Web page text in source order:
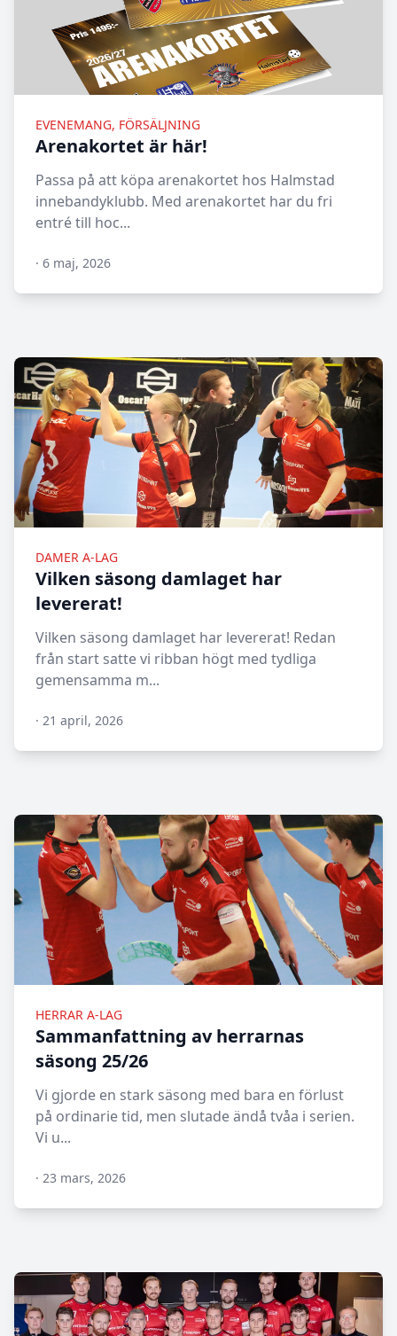
EVENEMANG, FÖRSÄLJNING
Arenakortet är här!
Passa på att köpa arenakortet hos Halmstad
innebandyklubb. Med arenakortet har du fri
entré till hoc...
N/A
· 6 maj, 2026
DAMER A-LAG
Vilken säsong damlaget har
levererat!
Vilken säsong damlaget har levererat! Redan
från start satte vi ribban högt med tydliga
gemensamma m...
N/A
· 21 april, 2026
HERRAR A-LAG
Sammanfattning av herrarnas
säsong 25/26
Vi gjorde en stark säsong med bara en förlust
på ordinarie tid, men slutade ändå tvåa i serien.
Vi u...
N/A
· 23 mars, 2026